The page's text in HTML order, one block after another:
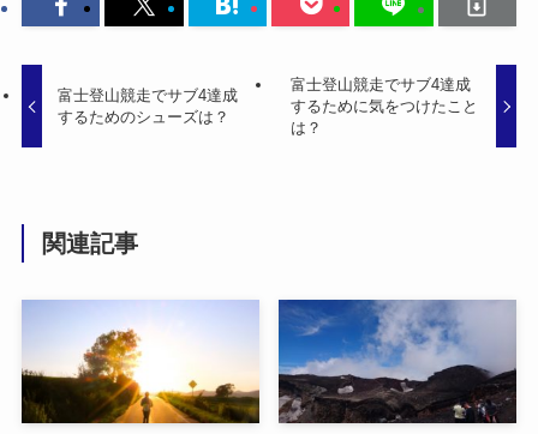
富士登山競走でサブ4達成
するためのシューズは？
富士登山競走でサブ4達成
するために気をつけたこと
は？
関連記事